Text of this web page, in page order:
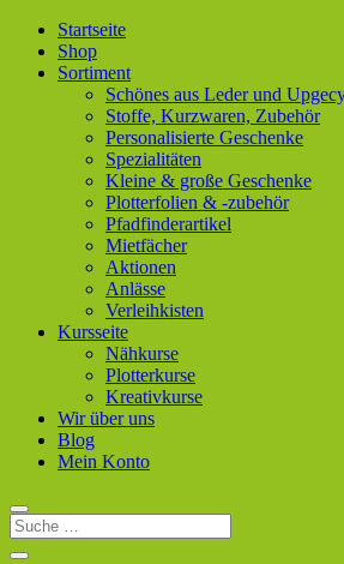
Startseite
Shop
Sortiment
Schönes aus Leder und
Stoffe, Kurzwaren, Zubehör
Personalisierte Geschenke
Spezialitäten
Kleine & große Geschenke
Plotterfolien & -zubehör
Pfadfinderartikel
Mietfächer
Aktionen
Anlässe
Verleihkisten
Kursseite
Nähkurse
Plotterkurse
Kreativkurse
Wir über uns
Blog
Mein Konto